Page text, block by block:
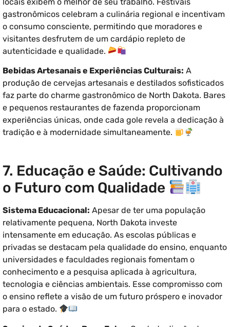
gastronômicos celebram a culinária regional e incentivam
o consumo consciente, permitindo que moradores e
visitantes desfrutem de um cardápio repleto de
autenticidade e qualidade.
Bebidas Artesanais e Experiências Culturais: A
produção de cervejas artesanais e destilados sofisticados
faz parte do charme gastronômico de North Dakota. Bares
e pequenos restaurantes de fazenda proporcionam
experiências únicas, onde cada gole revela a dedicação à
tradição e à modernidade simultaneamente.
7. Educação e Saúde: Cultivando
o Futuro com Qualidade
Sistema Educacional: Apesar de ter uma população
relativamente pequena, North Dakota investe
intensamente em educação. As escolas públicas e
privadas se destacam pela qualidade do ensino, enquanto
universidades e faculdades regionais fomentam o
conhecimento e a pesquisa aplicada à agricultura,
tecnologia e ciências ambientais. Esse compromisso com
o ensino reflete a visão de um futuro próspero e inovador
para o estado.